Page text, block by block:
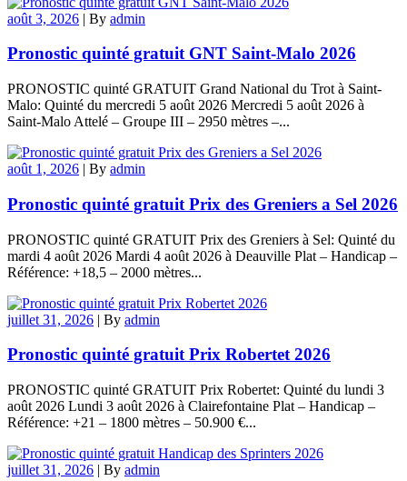
août 3, 2026 | By admin
Pronostic quinté gratuit GNT Saint-Malo 2026
PRONOSTIC quinté GRATUIT Grand National du Trot à Saint-
Malo: Quinté du mercredi 5 août 2026 Mercredi 5 août 2026 à
Saint-Malo Attelé – Groupe III – 2950 mètres –...
août 1, 2026 | By admin
Pronostic quinté gratuit Prix des Greniers a Sel 2026
PRONOSTIC quinté GRATUIT Prix des Greniers à Sel: Quinté du
mardi 4 août 2026 Mardi 4 août 2026 à Deauville Plat – Handicap –
Référence: +18,5 – 2000 mètres...
juillet 31, 2026 | By admin
Pronostic quinté gratuit Prix Robertet 2026
PRONOSTIC quinté GRATUIT Prix Robertet: Quinté du lundi 3
août 2026 Lundi 3 août 2026 à Clairefontaine Plat – Handicap –
Référence: +21 – 1800 mètres – 50.900 €...
juillet 31, 2026 | By admin